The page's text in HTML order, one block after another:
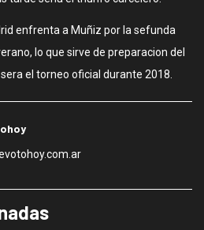
enfrenta a Muñiz por la sefunda
lo que sirve de preparacion del
el torneo oficial durante 2018.